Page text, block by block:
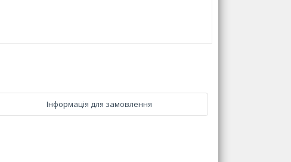
Інформація для замовлення